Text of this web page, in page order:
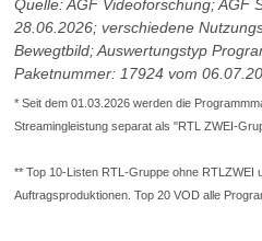
Quelle: AGF Videoforschung; AGF
28.06.2026; verschiedene
Bewegtbild; Auswertungstyp
Paketnummer: 17924 vom
* Seit dem 01.03.2026 werden die
Streamingleistung separat als "RTL ZWEI-
** Top 10-Listen RTL-Gruppe ohne RTLZWEI
Auftragsproduktionen. Top 20 VOD alle